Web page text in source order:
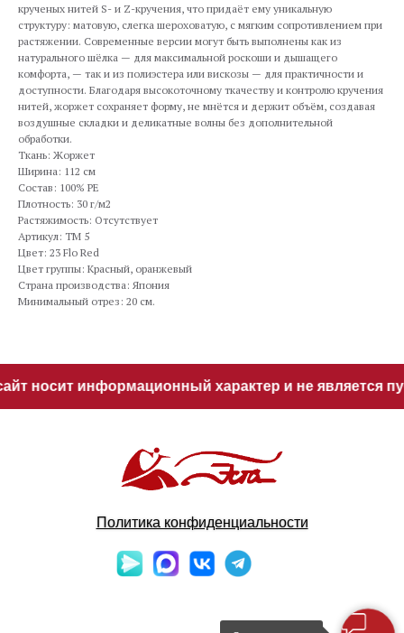
крученых нитей S- и Z-кручения, что придаёт ему уникальную
структуру: матовую, слегка шероховатую, с мягким сопротивлением при
растяжении. Современные версии могут быть выполнены как из
натурального шёлка — для максимальной роскоши и дышащего
комфорта, — так и из полиэстера или вискозы — для практичности и
доступности. Благодаря высокоточному ткачеству и контролю кручения
нитей, жоржет сохраняет форму, не мнётся и держит объём, создавая
воздушные складки и деликатные волны без дополнительной
обработки.
Ткань: Жоржет
Ширина: 112 см
Состав: 100% PE
Плотность: 30 г/м2
Растяжимость: Отсутствует
Артикул: TM 5
Цвет: 23 Flo Red
Цвет группы: Красный, оранжевый
Страна производства: Япония
Минимальный отрез: 20 см.
носит информационный характер и не является
Политика конфиденциальности